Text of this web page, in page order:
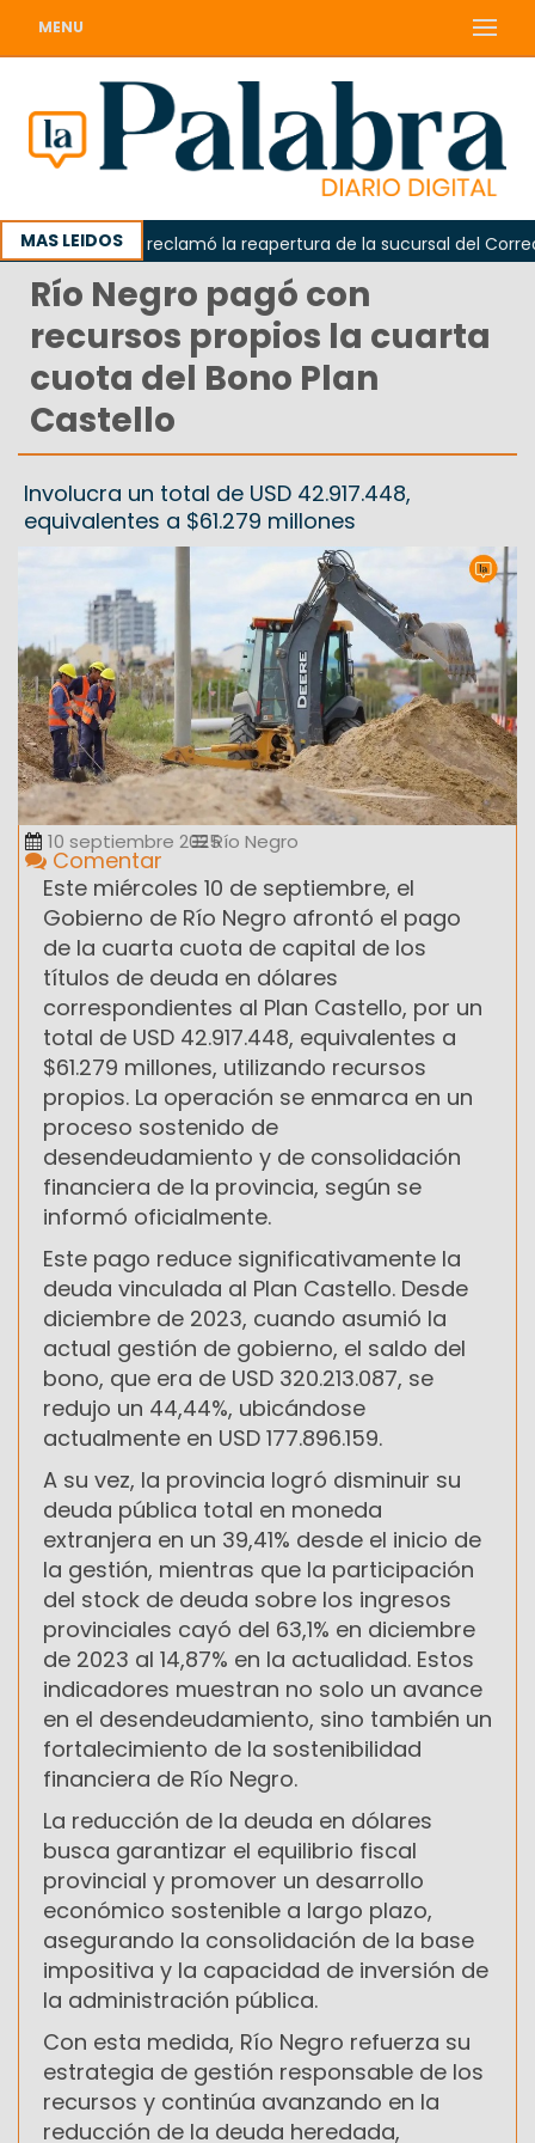
MENU
MAS LEIDOS
Odarda reclamó la reapertura de la sucursal del Correo
Río Negro pagó con
recursos propios la cuarta
cuota del Bono Plan
Castello
Involucra un total de USD 42.917.448,
equivalentes a $61.279 millones
10 septiembre 2025Río Negro
Comentar
Este miércoles 10 de septiembre, el
Gobierno de Río Negro afrontó el pago
de la cuarta cuota de capital de los
títulos de deuda en dólares
correspondientes al Plan Castello, por un
total de USD 42.917.448, equivalentes a
$61.279 millones, utilizando recursos
propios. La operación se enmarca en un
proceso sostenido de
desendeudamiento y de consolidación
financiera de la provincia, según se
informó oficialmente.
Este pago reduce significativamente la
deuda vinculada al Plan Castello. Desde
diciembre de 2023, cuando asumió la
actual gestión de gobierno, el saldo del
bono, que era de USD 320.213.087, se
redujo un 44,44%, ubicándose
actualmente en USD 177.896.159.
A su vez, la provincia logró disminuir su
deuda pública total en moneda
extranjera en un 39,41% desde el inicio de
la gestión, mientras que la participación
del stock de deuda sobre los ingresos
provinciales cayó del 63,1% en diciembre
de 2023 al 14,87% en la actualidad. Estos
indicadores muestran no solo un avance
en el desendeudamiento, sino también un
fortalecimiento de la sostenibilidad
financiera de Río Negro.
La reducción de la deuda en dólares
busca garantizar el equilibrio fiscal
provincial y promover un desarrollo
económico sostenible a largo plazo,
asegurando la consolidación de la base
impositiva y la capacidad de inversión de
la administración pública.
Con esta medida, Río Negro refuerza su
estrategia de gestión responsable de los
recursos y continúa avanzando en la
reducción de la deuda heredada,